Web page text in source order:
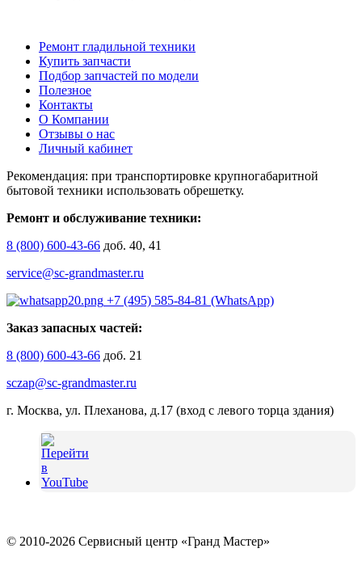
Ремонт гладильной техники
Купить запчасти
Подбор запчастей по модели
Полезное
Контакты
О Компании
Отзывы о нас
Личный кабинет
Рекомендация: при транспортировке крупногабаритной
бытовой техники использовать обрешетку.
Ремонт и обслуживание техники:
8 (800) 600-43-66 доб. 40, 41
service@sc-grandmaster.ru
+7 (495) 585-84-81 (WhatsApp)
Заказ запасных частей:
8 (800) 600-43-66 доб. 21
sczap@sc-grandmaster.ru
г. Москва, ул. Плеханова, д.17 (вход с левого торца здания)
© 2010-2026 Сервисный центр «Гранд Мастер»